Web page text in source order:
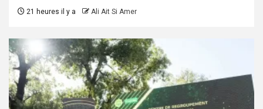
21 heures il y a Ali Ait Si Amer